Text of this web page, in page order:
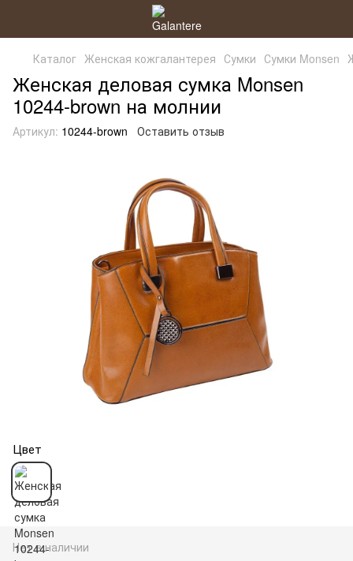
Каталог Женская кожгалантерея Сумки Сумки Monsen
Женская деловая сумка Monsen
10244-brown на молнии
Артикул: 10244-brown Оставить отзыв
Цвет
Нет в наличии